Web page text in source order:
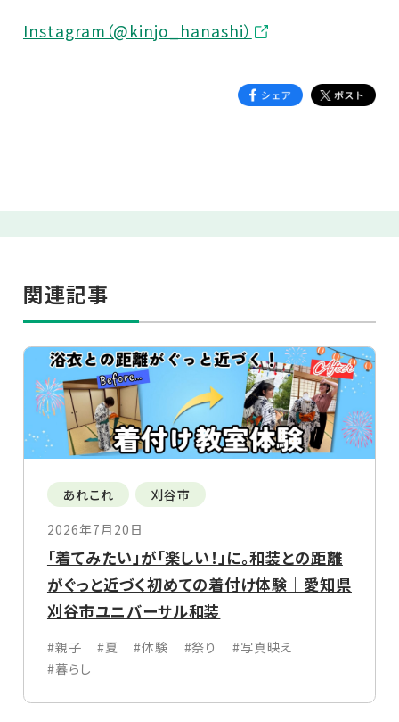
Instagram（@kinjo_hanashi）
関連記事
あれこれ
刈谷市
2026年7月20日
「着てみたい」が「楽しい！」に。和装との距離
がぐっと近づく初めての着付け体験｜愛知県
刈谷市ユニバーサル和装
#親子 #夏 #体験 #祭り
#写真映え
#暮らし